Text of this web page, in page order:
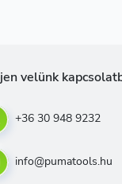
velünk
+36 30 948 9232
info@pumatools.hu